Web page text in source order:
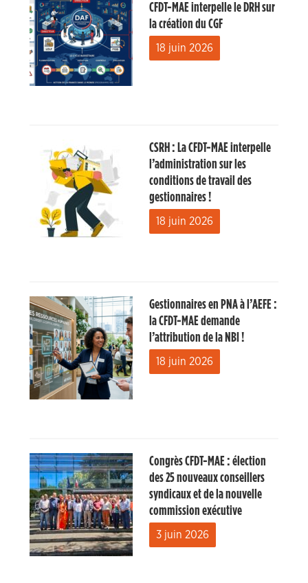
CFDT-MAE interpelle le DRH sur
la création du CGF
18 juin 2026
CSRH : La CFDT-MAE interpelle
l’administration sur les
conditions de travail des
gestionnaires !
18 juin 2026
Gestionnaires en PNA à l’AEFE :
la CFDT-MAE demande
l’attribution de la NBI !
18 juin 2026
Congrès CFDT-MAE : élection
des 25 nouveaux conseillers
syndicaux et de la nouvelle
commission exécutive
3 juin 2026